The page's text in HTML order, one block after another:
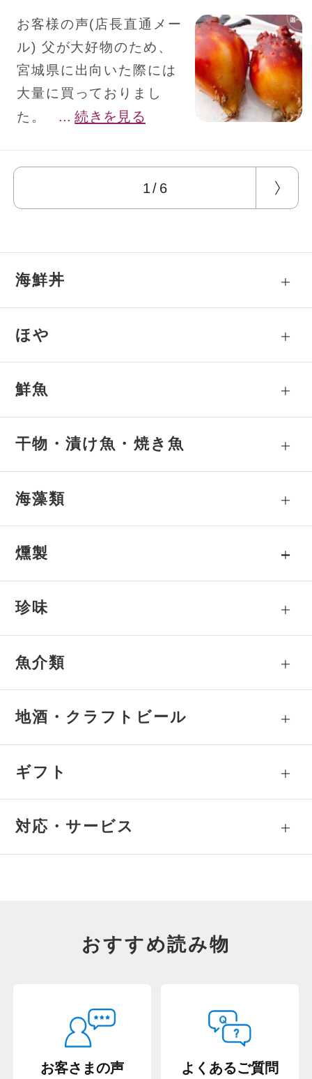
お客様の声(店長直通メー
ル) 父が大好物のため、
宮城県に出向いた際には
大量に買っておりまし
た。
... 続きを見る
1/6
海鮮丼
ほや
鮮魚
干物・漬け魚・焼き魚
海藻類
燻製
珍味
魚介類
地酒・クラフトビール
ギフト
対応・サービス
おすすめ読み物
お客さまの声 よくあるご質問